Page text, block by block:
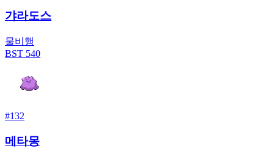
갸라도스
물비행
BST 540
#132
메타몽